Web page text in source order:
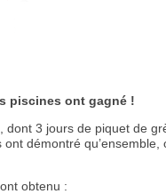
piscines ont gagné !
dont 3 jours de piquet de
démontré
obtenu :